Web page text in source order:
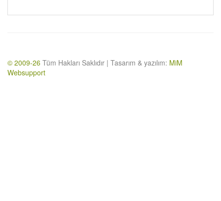
© 2009-26 Tüm Hakları Saklıdır | Tasarım & yazılım: MiM
Websupport